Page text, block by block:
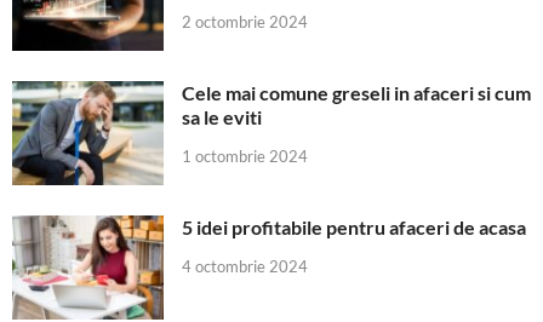
2 octombrie 2024
Cele mai comune greseli in afaceri si cum
sa le eviti
1 octombrie 2024
5 idei profitabile pentru afaceri de acasa
4 octombrie 2024